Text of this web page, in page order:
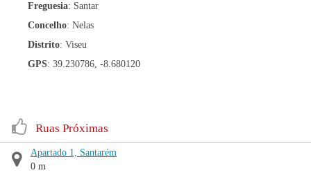
Freguesia: Santar
Concelho: Nelas
Distrito: Viseu
GPS: 39.230786, -8.680120
Ruas Próximas
Apartado 1, Santarém
0 m